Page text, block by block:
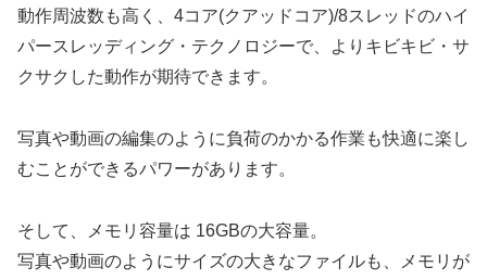
動作周波数も高く、4コア(クアッドコア)/8スレッドのハイ
パースレッディング・テクノロジーで、よりキビキビ・サ
クサクした動作が期待できます。
写真や動画の編集のように負荷のかかる作業も快適に楽し
むことができるパワーがあります。
そして、メモリ容量は 16GBの大容量。
写真や動画のようにサイズの大きなファイルも、メモリが